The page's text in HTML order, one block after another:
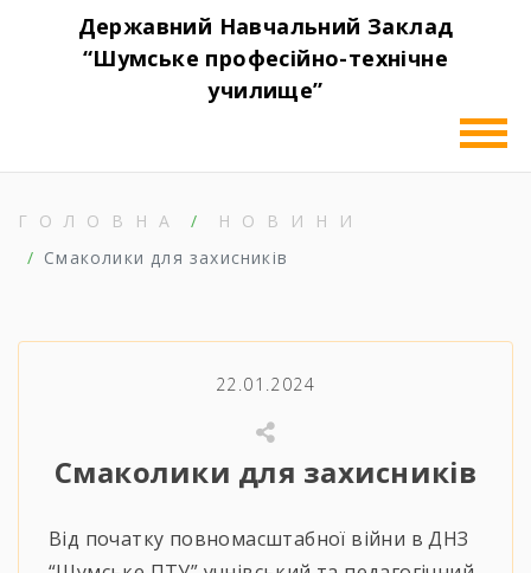
Державний Навчальний Заклад
“Шумське професійно-технічне
училище”
ГОЛОВНА
НОВИНИ
Смаколики для захисників
22.01.2024
Смаколики для захисників
Від початку повномасштабної війни в ДНЗ